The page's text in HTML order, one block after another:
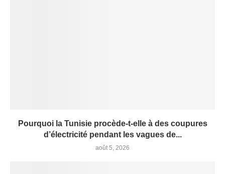
Pourquoi la Tunisie procède-t-elle à des coupures
d’électricité pendant les vagues de...
août 5, 2026